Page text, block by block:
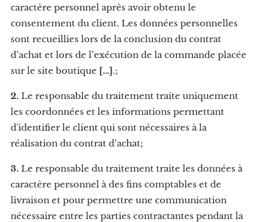
caractère personnel après avoir obtenu le
consentement du client. Les données personnelles
sont recueillies lors de la conclusion du contrat
d’achat et lors de l’exécution de la commande placée
sur le site boutique […].;
2. Le responsable du traitement traite uniquement
les coordonnées et les informations permettant
d'identifier le client qui sont nécessaires à la
réalisation du contrat d’achat;
3. Le responsable du traitement traite les données à
caractère personnel à des fins comptables et de
livraison et pour permettre une communication
nécessaire entre les parties contractantes pendant la